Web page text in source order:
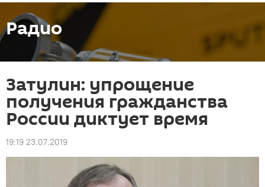
Радио
Затулин: упрощение
получения гражданства
России диктует время
19:19 23.07.2019